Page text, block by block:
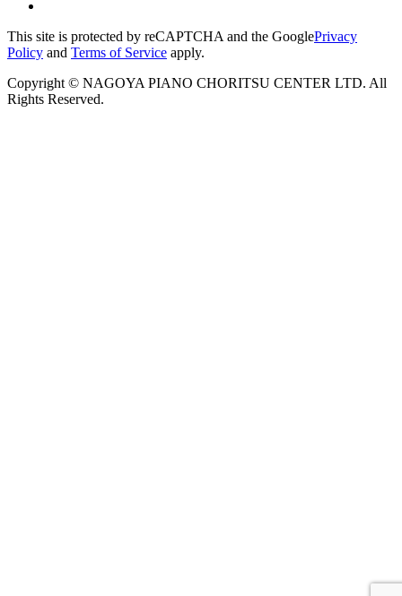
This site is protected by reCAPTCHA and the GooglePrivacy
Policy and Terms of Service apply.
Copyright © NAGOYA PIANO CHORITSU CENTER LTD. All
Rights Reserved.